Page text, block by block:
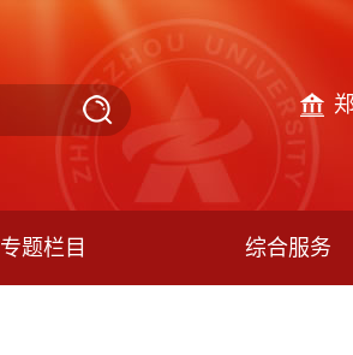
专题栏目 综合服务